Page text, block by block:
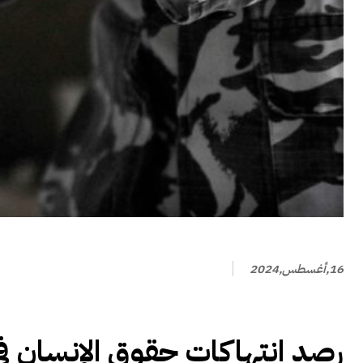
16,أغسطس,2024
رصد انتهاكات حقوق الإنسان